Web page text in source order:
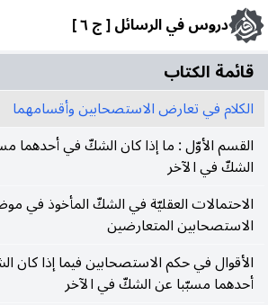
دروس في الرسائل [ ج ٦ ]
قائمة الکتاب
الكلام في تعارض الاستصحابين وأقسامهما
القسم الأوّل : ما إذا كان الشكّ في أحدهما
الشكّ في الآخر
الاحتمالات العقليّة في الشكّ المأخوذ في
الاستصحابين المتعارضين
الأقوال في حكم الاستصحابين فيما إذا كان
أحدهما مسبّبا عن الشكّ في الآخر